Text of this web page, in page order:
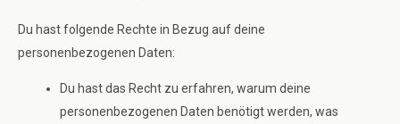
Du hast folgende Rechte in Bezug auf deine
personenbezogenen Daten:
Du hast das Recht zu erfahren, warum deine
personenbezogenen Daten benötigt werden, was